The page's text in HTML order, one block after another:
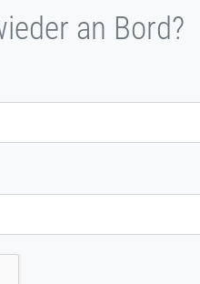
an Bord?